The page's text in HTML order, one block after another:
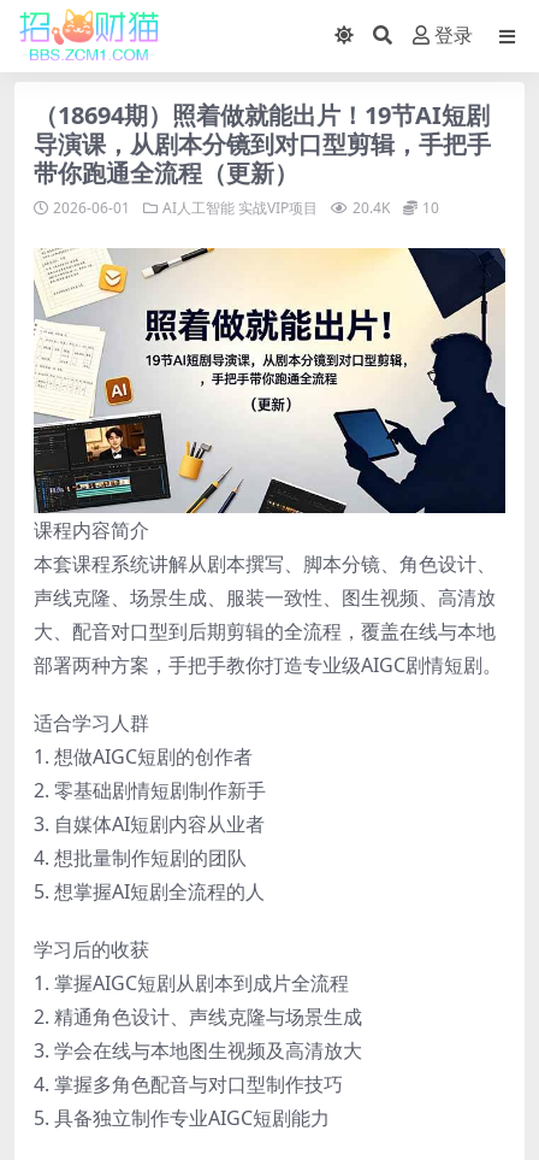
登录
（18694期）照着做就能出片！19节AI短剧
导演课，从剧本分镜到对口型剪辑，手把手
带你跑通全流程（更新）
2026-06-01 AI人工智能 实战VIP项目 20.4K 10
课程内容简介
本套课程系统讲解从剧本撰写、脚本分镜、角色设计、
声线克隆、场景生成、服装一致性、图生视频、高清放
大、配音对口型到后期剪辑的全流程，覆盖在线与本地
部署两种方案，手把手教你打造专业级AIGC剧情短剧。
适合学习人群
1. 想做AIGC短剧的创作者
2. 零基础剧情短剧制作新手
3. 自媒体AI短剧内容从业者
4. 想批量制作短剧的团队
5. 想掌握AI短剧全流程的人
学习后的收获
1. 掌握AIGC短剧从剧本到成片全流程
2. 精通角色设计、声线克隆与场景生成
3. 学会在线与本地图生视频及高清放大
4. 掌握多角色配音与对口型制作技巧
5. 具备独立制作专业AIGC短剧能力